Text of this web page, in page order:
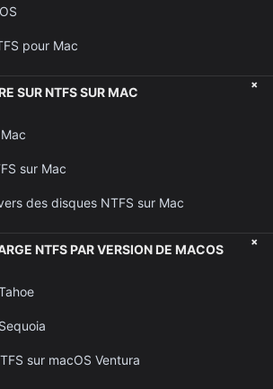
pour Mac
SUR NTFS SUR MAC +
sur Mac
des disques NTFS sur Mac
NTFS PAR VERSION DE MACOS +
sur macOS Ventura